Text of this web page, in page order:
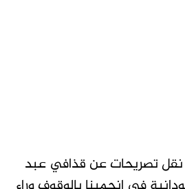
وكان موقع دارفور 24 نقل تصريحات عن قذافي عبد